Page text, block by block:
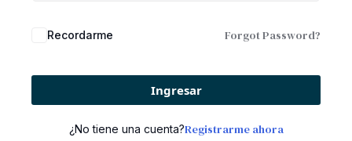
Recordarme Forgot Password?
Ingresar
¿No tiene una cuenta?Registrarme ahora